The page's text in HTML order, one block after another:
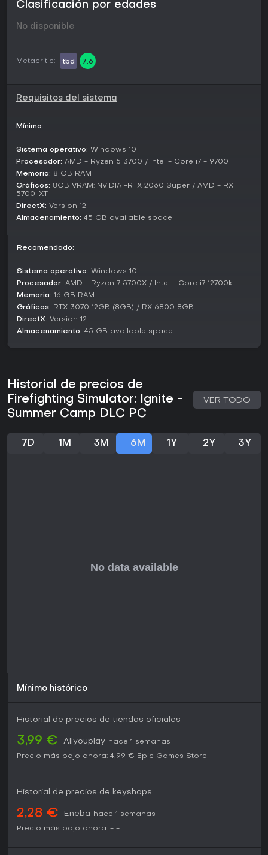
Clasificación por edades
No disponible
Metacritic: tbd 7.6
Requisitos del sistema
Mínimo:
Sistema operativo: Windows 10
Procesador: AMD - Ryzen 5 3700 / Intel - Core i7 - 9700
Memoria: 8 GB RAM
Gráficos: 8GB VRAM: NVIDIA -RTX 2060 Super / AMD - RX
5700-XT
DirectX: Version 12
Almacenamiento: 45 GB available space
Recomendado:
Sistema operativo: Windows 10
Procesador: AMD - Ryzen 7 5700X / Intel - Core i7 12700k
Memoria: 16 GB RAM
Gráficos: RTX 3070 12GB (8GB) / RX 6800 8GB
DirectX: Version 12
Almacenamiento: 45 GB available space
Historial de precios de
Firefighting Simulator: Ignite -
Summer Camp DLC PC
VER TODO
7D 1M 3M 6M 1Y 2Y 3Y
Mínimo histórico
Historial de precios de tiendas oficiales
3,99 € Allyouplay hace 1 semanas
Precio más bajo ahora: 4,99 € Epic Games Store
Historial de precios de keyshops
2,28 € Eneba
hace 1 semanas
Precio más bajo ahora: - -